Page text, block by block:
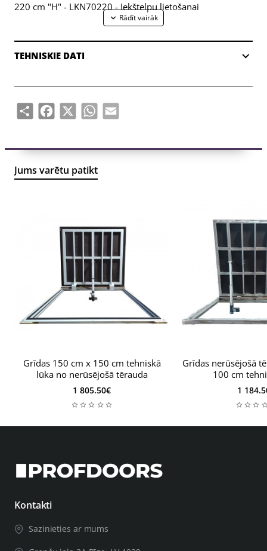
220 cm "H" - LKN70220 - Iekštelpu lietošanai
TEHNISKIE DATI
Share Facebook
X WhatsApp
Email
Jums varētu patikt
Grīdas 150 cm x 150 cm tehniskā
lūka no nerūsējošā tērauda
1 805.50€
Grīdas nerūsējošā
100 cm
1
Kontakti
Sazinieties ar mums